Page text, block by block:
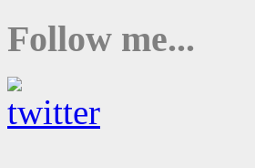
Follow me...